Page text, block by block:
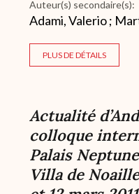
Auteur(s) secondaire(s):
Adami, Valerio ;
PLUS DE DÉTAILS
Actualité
colloque
Palais
Villa de